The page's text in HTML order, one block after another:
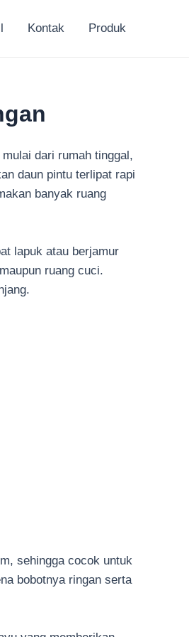
Kontak Produk
dari rumah tinggal,
daun pintu terlipat rapi
banyak ruang
lapuk atau berjamur
ruang cuci.
sehingga cocok untuk
bobotnya ringan serta